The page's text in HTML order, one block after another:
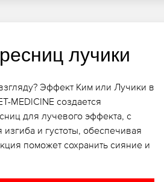
лучики
Эффект Ким или Лучики в
MEDICINE создается
для лучевого эффекта, с
и густоты, обеспечивая
поможет сохранить сияние и